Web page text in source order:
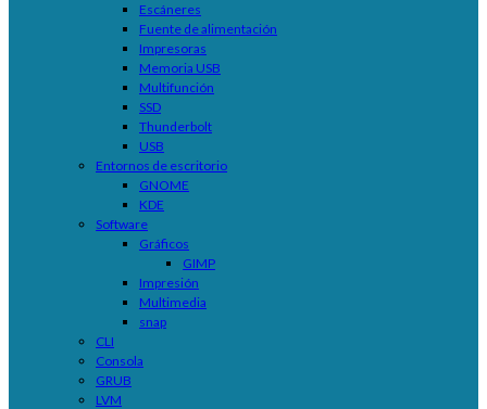
Escáneres
Fuente de alimentación
Impresoras
Memoria USB
Multifunción
SSD
Thunderbolt
USB
Entornos de escritorio
GNOME
KDE
Software
Gráficos
GIMP
Impresión
Multimedia
snap
CLI
Consola
GRUB
LVM